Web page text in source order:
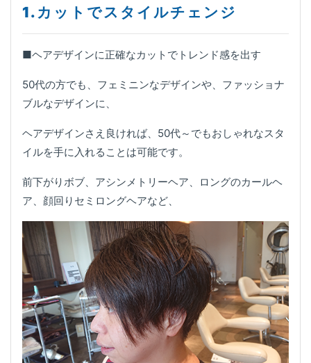
1.カットでスタイルチェンジ
■ヘアデザインに正確なカットでトレンド感を出す
50代の方でも、フェミニンなデザインや、ファッショナ
ブルなデザインに、
ヘアデザインさえ良ければ、50代～でもおしゃれなスタ
イルを手に入れることは可能です。
前下がりボブ、アシンメトリーヘア、ロングのカールヘ
ア、顔回りセミロングヘアなど、